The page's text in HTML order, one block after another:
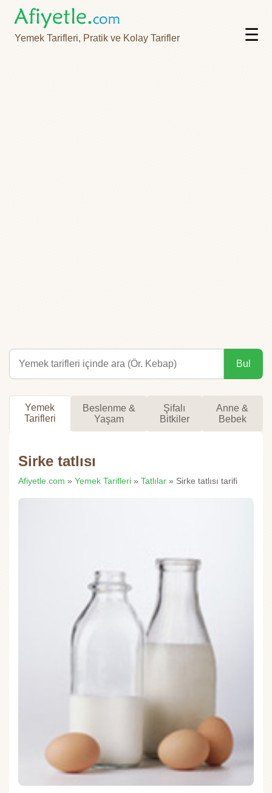
Yemek Tarifleri, Pratik ve Kolay Tarifler ☰
Bul
Yemek
Tarifleri
Beslenme &
Yaşam
Şifalı
Bitkiler
Anne &
Bebek
Sirke tatlısı
Afiyetle.com » Yemek Tarifleri » Tatlılar » Sirke tatlısı tarifi